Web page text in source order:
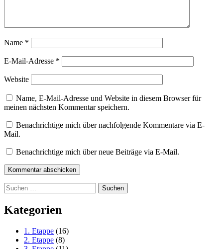
Name *
E-Mail-Adresse *
Website
Name, E-Mail-Adresse und Website in diesem Browser für
meinen nächsten Kommentar speichern.
Benachrichtige mich über nachfolgende Kommentare via E-
Mail.
Benachrichtige mich über neue Beiträge via E-Mail.
Suchen
nach:
Kategorien
1. Etappe (16)
2. Etappe (8)